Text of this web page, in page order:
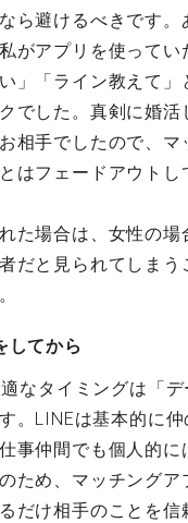
ら避けるべきです。
がアプリを使ってい
」「ライン教えて」
でした。真剣に婚活
相手でしたので、マ
はフェードアウトし
た場合は、女性の場
だと見られてしまう
してから
なタイミングは「
。LINEは基本的に
事仲間でも個人的に
ため、マッチングア
だけ相手のことを信